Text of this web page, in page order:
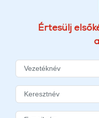
Értesülj